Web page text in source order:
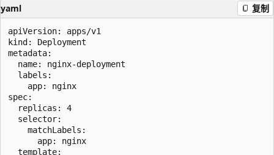
yaml 复制
apiVersion: apps/v1
kind: Deployment
metadata:
  name: nginx-deployment
  labels:
    app: nginx
spec:
  replicas: 4
  selector:
    matchLabels:
      app: nginx
  template: